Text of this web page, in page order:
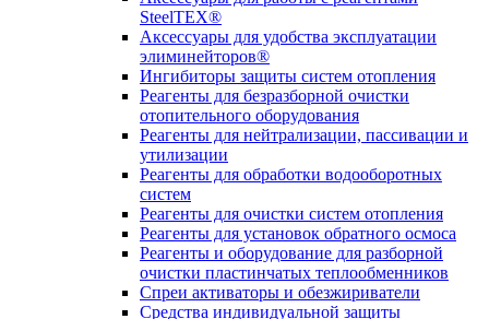
SteelTEX®
Аксессуары для удобства эксплуатации
элиминейторов®
Ингибиторы защиты систем отопления
Реагенты для безразборной очистки
отопительного оборудования
Реагенты для нейтрализации, пассивации и
утилизации
Реагенты для обработки водооборотных
систем
Реагенты для очистки систем отопления
Реагенты для установок обратного осмоса
Реагенты и оборудование для разборной
очистки пластинчатых теплообменников
Спреи активаторы и обезжириватели
Средства индивидуальной защиты